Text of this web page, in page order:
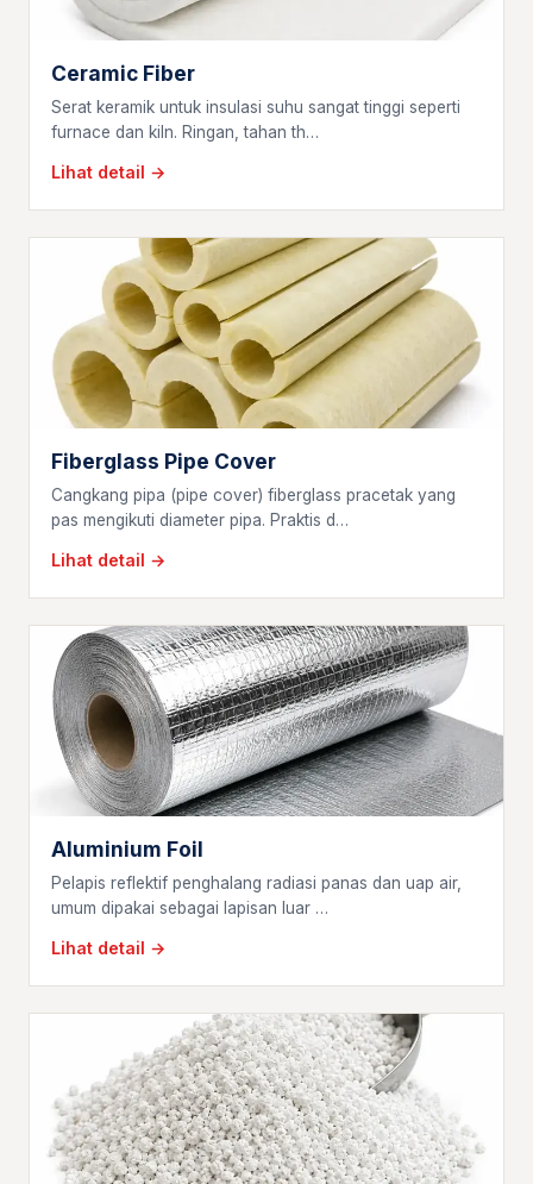
Ceramic Fiber
Serat keramik untuk insulasi suhu sangat tinggi seperti
furnace dan kiln. Ringan, tahan th…
Lihat detail →
Fiberglass Pipe Cover
Cangkang pipa (pipe cover) fiberglass pracetak yang
pas mengikuti diameter pipa. Praktis d…
Lihat detail →
Aluminium Foil
Pelapis reflektif penghalang radiasi panas dan uap air,
umum dipakai sebagai lapisan luar …
Lihat detail →